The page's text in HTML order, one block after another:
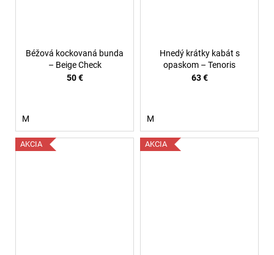
Béžová kockovaná bunda
– Beige Check
50 €
M
Hnedý krátky kabát s
opaskom – Tenoris
63 €
M
AKCIA AKCIA